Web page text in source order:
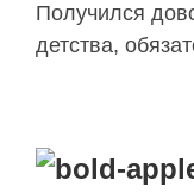
Получился
детства,